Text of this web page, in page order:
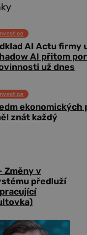
AI Actu firmy
AI přitom
už dnes
ekonomických
znát každý
Změny v
předluží